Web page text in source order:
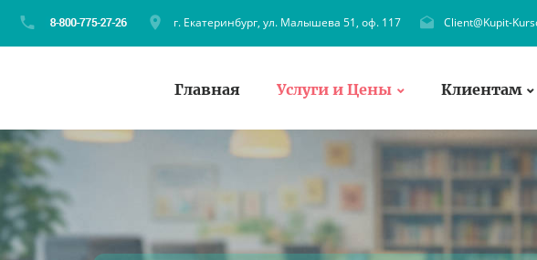
г. Екатеринбург, ул. Малышева 51, оф. 117 Client@Kupit-
Главная Услуги и Цены Клиентам